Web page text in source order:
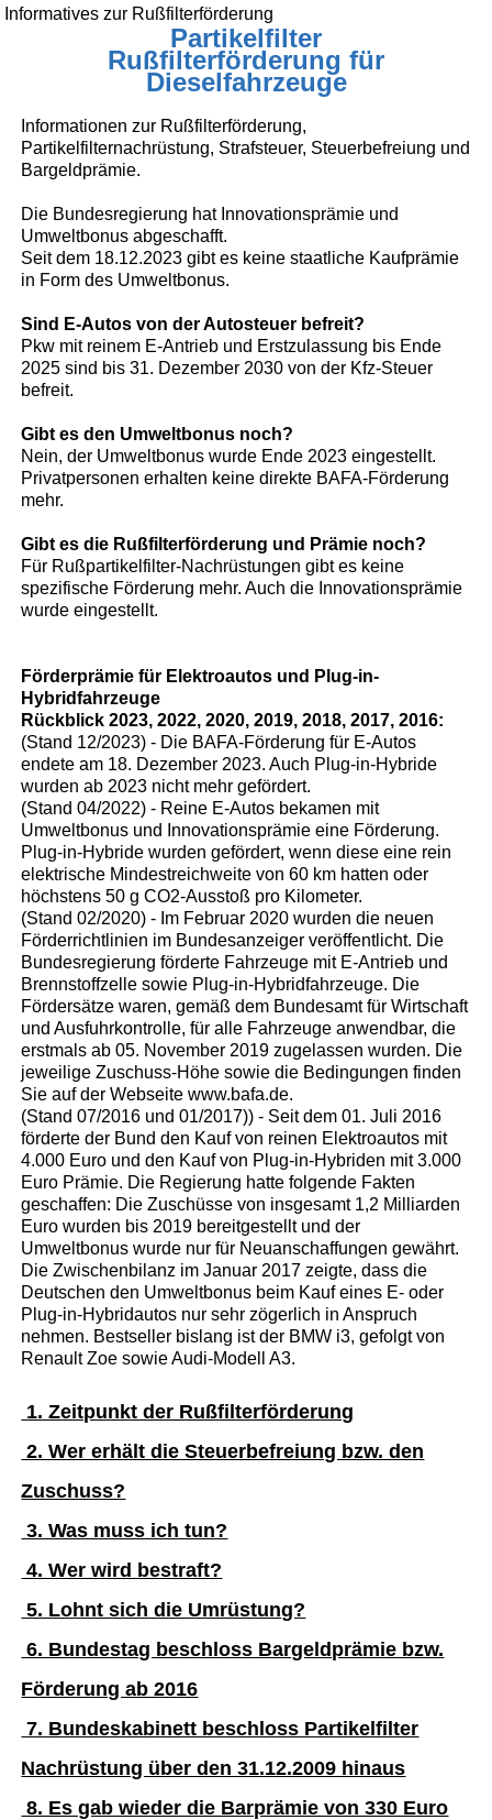
Informatives zur Rußfilterförderung
Partikelfilter
Rußfilterförderung für
Dieselfahrzeuge
Informationen zur Rußfilterförderung,
Partikelfilternachrüstung, Strafsteuer, Steuerbefreiung und
Bargeldprämie.
Die Bundesregierung hat Innovationsprämie und
Umweltbonus abgeschafft.
Seit dem 18.12.2023 gibt es keine staatliche Kaufprämie
in Form des Umweltbonus.
Sind E-Autos von der Autosteuer befreit?
Pkw mit reinem E-Antrieb und Erstzulassung bis Ende
2025 sind bis 31. Dezember 2030 von der Kfz-Steuer
befreit.
Gibt es den Umweltbonus noch?
Nein, der Umweltbonus wurde Ende 2023 eingestellt.
Privatpersonen erhalten keine direkte BAFA-Förderung
mehr.
Gibt es die Rußfilterförderung und Prämie noch?
Für Rußpartikelfilter-Nachrüstungen gibt es keine
spezifische Förderung mehr. Auch die Innovationsprämie
wurde eingestellt.
Förderprämie für Elektroautos und Plug-in-
Hybridfahrzeuge
Rückblick 2023, 2022, 2020, 2019, 2018, 2017, 2016:
(Stand 12/2023) - Die BAFA-Förderung für E-Autos
endete am 18. Dezember 2023. Auch Plug-in-Hybride
wurden ab 2023 nicht mehr gefördert.
(Stand 04/2022) - Reine E-Autos bekamen mit
Umweltbonus und Innovationsprämie eine Förderung.
Plug-in-Hybride wurden gefördert, wenn diese eine rein
elektrische Mindestreichweite von 60 km hatten oder
höchstens 50 g CO2-Ausstoß pro Kilometer.
(Stand 02/2020) - Im Februar 2020 wurden die neuen
Förderrichtlinien im Bundesanzeiger veröffentlicht. Die
Bundesregierung förderte Fahrzeuge mit E-Antrieb und
Brennstoffzelle sowie Plug-in-Hybridfahrzeuge. Die
Fördersätze waren, gemäß dem Bundesamt für Wirtschaft
und Ausfuhrkontrolle, für alle Fahrzeuge anwendbar, die
erstmals ab 05. November 2019 zugelassen wurden. Die
jeweilige Zuschuss-Höhe sowie die Bedingungen finden
Sie auf der Webseite www.bafa.de.
(Stand 07/2016 und 01/2017)) - Seit dem 01. Juli 2016
förderte der Bund den Kauf von reinen Elektroautos mit
4.000 Euro und den Kauf von Plug-in-Hybriden mit 3.000
Euro Prämie. Die Regierung hatte folgende Fakten
geschaffen: Die Zuschüsse von insgesamt 1,2 Milliarden
Euro wurden bis 2019 bereitgestellt und der
Umweltbonus wurde nur für Neuanschaffungen gewährt.
Die Zwischenbilanz im Januar 2017 zeigte, dass die
Deutschen den Umweltbonus beim Kauf eines E- oder
Plug-in-Hybridautos nur sehr zögerlich in Anspruch
nehmen. Bestseller bislang ist der BMW i3, gefolgt von
Renault Zoe sowie Audi-Modell A3.
1. Zeitpunkt der Rußfilterförderung
2. Wer erhält die Steuerbefreiung bzw. den
Zuschuss?
3. Was muss ich tun?
4. Wer wird bestraft?
5. Lohnt sich die Umrüstung?
6. Bundestag beschloss Bargeldprämie bzw.
Förderung ab 2016
7. Bundeskabinett beschloss Partikelfilter
Nachrüstung über den 31.12.2009 hinaus
8. Es gab wieder die Barprämie von 330 Euro